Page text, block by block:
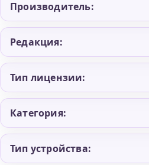
Производитель:
Редакция:
Тип лицензии:
Категория:
Тип устройства: